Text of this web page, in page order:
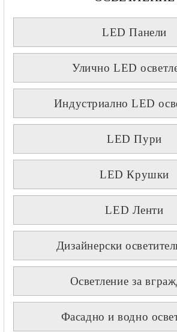
LED Панели
Улично LED
Индустриално LED
LED Пури
LED Крушки
LED Ленти
Дизайнерски
Осветление за
Фасадно и водно